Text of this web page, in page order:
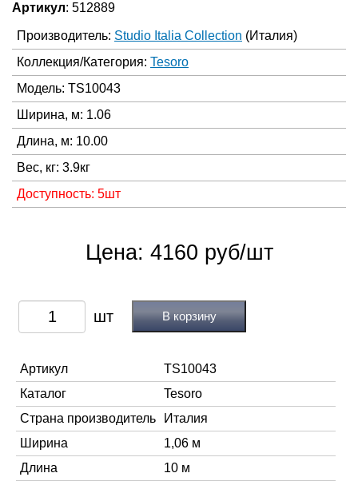
Артикул: 512889
Производитель: Studio Italia Collection (Италия)
Коллекция/Категория: Tesoro
Модель: TS10043
Ширина, м: 1.06
Длина, м: 10.00
Вес, кг: 3.9кг
Доступность: 5шт
Цена: 4160 руб/шт
В корзину
Артикул
TS10043
Каталог
Tesoro
Страна производитель
Италия
Ширина
1,06 м
Длина
10 м